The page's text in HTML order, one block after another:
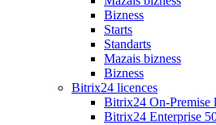
Bizness
Starts
Standarts
Mazais bizness
Bizness
Bitrix24 licences
Bitrix24 On-Premise
Bitrix24 Enterprise